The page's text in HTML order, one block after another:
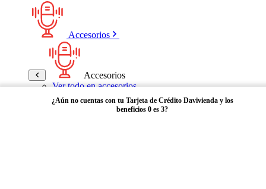
Accesorios
Accesorios
Ver todo en accesorios
Micrófonos
Bases
¿Aún no cuentas con tu Tarjeta de Crédito Davivienda y los
beneficios 0 es 3?